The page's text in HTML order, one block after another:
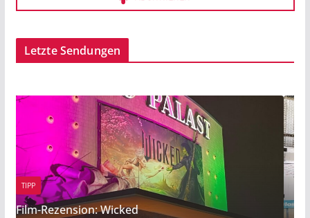
Letzte Sendungen
BEITRAG TIPP
Sport am Rande: Radball